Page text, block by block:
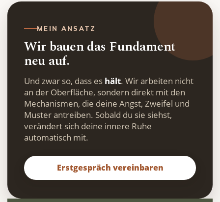
MEIN ANSATZ
Wir bauen das Fundament
neu auf.
Und zwar so, dass es hält. Wir arbeiten nicht
an der Oberfläche, sondern direkt mit den
Mechanismen, die deine Angst, Zweifel und
Muster antreiben. Sobald du sie siehst,
verändert sich deine innere Ruhe
automatisch mit.
Erstgespräch vereinbaren